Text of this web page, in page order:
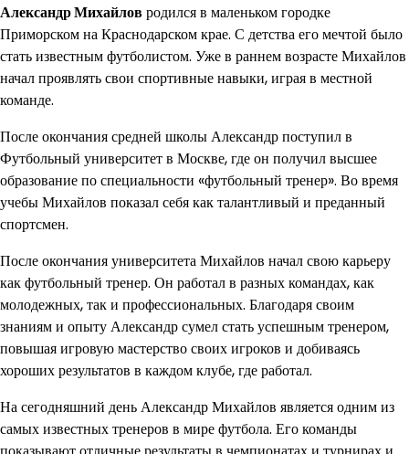
Александр Михайловродился в маленьком городке
Приморском на Краснодарском крае. С детства его мечтой было
стать известным футболистом. Уже в раннем возрасте Михайлов
начал проявлять свои спортивные навыки, играя в местной
команде.
После окончания средней школы Александр поступил в
Футбольный университет в Москве, где он получил высшее
образование по специальности «футбольный тренер». Во время
учебы Михайлов показал себя как талантливый и преданный
спортсмен.
После окончания университета Михайлов начал свою карьеру
как футбольный тренер. Он работал в разных командах, как
молодежных, так и профессиональных. Благодаря своим
знаниям и опыту Александр сумел стать успешным тренером,
повышая игровую мастерство своих игроков и добиваясь
хороших результатов в каждом клубе, где работал.
На сегодняшний день Александр Михайлов является одним из
самых известных тренеров в мире футбола. Его команды